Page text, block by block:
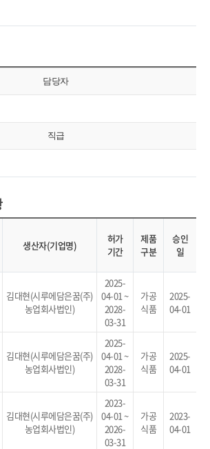
담당자
직급
생산자(기업명)
허가
기간
제품
구분
승인
일
김대현(시루에담은꿈(주)
농업회사법인)
2025-
04-01 ~
2028-
03-31
가공
식품
2025-
04-01
김대현(시루에담은꿈(주)
농업회사법인)
2025-
04-01 ~
2028-
03-31
가공
식품
2025-
04-01
김대현(시루에담은꿈(주)
농업회사법인)
2023-
04-01 ~
2026-
03-31
가공
식품
2023-
04-01